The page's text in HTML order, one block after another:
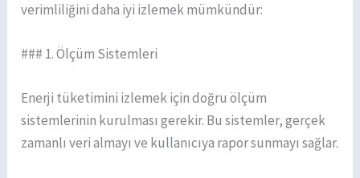
verimliliğini daha iyi izlemek mümkündür:
### 1. Ölçüm Sistemleri
Enerji tüketimini izlemek için doğru ölçüm
sistemlerinin kurulması gerekir. Bu sistemler, gerçek
zamanlı veri almayı ve kullanıcıya rapor sunmayı sağlar.